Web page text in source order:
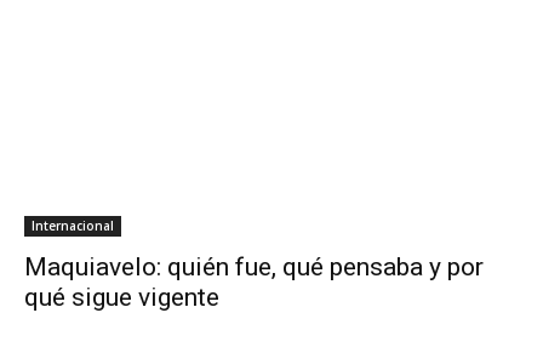
Internacional
Maquiavelo: quién fue, qué pensaba y por
qué sigue vigente